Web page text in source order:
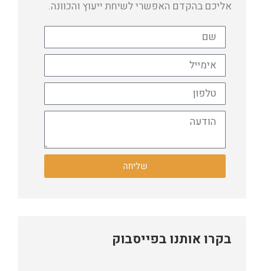
אליכם בהקדם האפשרי לשיחת ייעוץ והכוונה.
שליחה
בקרו אותנו בפייסבוק